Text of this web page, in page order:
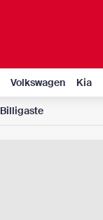
Volkswagen Kia
Billigaste